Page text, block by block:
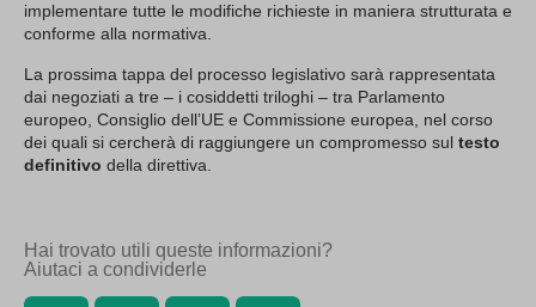
implementare tutte le modifiche richieste in maniera strutturata e
conforme alla normativa.
La prossima tappa del processo legislativo sarà rappresentata
dai negoziati a tre – i cosiddetti triloghi – tra Parlamento
europeo, Consiglio dell’UE e Commissione europea, nel corso
dei quali si cercherà di raggiungere un compromesso sul testo
definitivo della direttiva.
Hai trovato utili queste informazioni?
Aiutaci a condividerle